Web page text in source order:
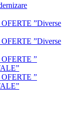
”Diverse
”Diverse
”
”